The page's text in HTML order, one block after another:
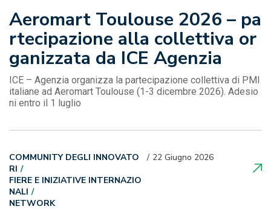
Aeromart Toulouse 2026 – pa
rtecipazione alla collettiva or
ganizzata da ICE Agenzia
ICE – Agenzia organizza la partecipazione collettiva di PMI
italiane ad Aeromart Toulouse (1-3 dicembre 2026). Adesio
ni entro il 1 luglio
22 Giugno 2026
COMMUNITY DEGLI INNOVATO
RI
FIERE E INIZIATIVE INTERNAZIO
NALI
NETWORK